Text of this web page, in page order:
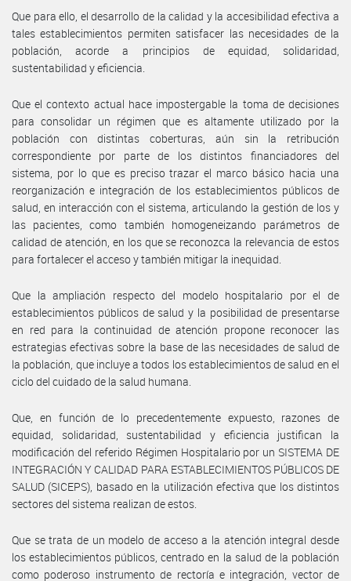
Que para ello, el desarrollo de la calidad y la accesibilidad efectiva a
tales establecimientos permiten satisfacer las necesidades de la
población, acorde a principios de equidad, solidaridad,
sustentabilidad y eficiencia.
Que el contexto actual hace impostergable la toma de decisiones
para consolidar un régimen que es altamente utilizado por la
población con distintas coberturas, aún sin la retribución
correspondiente por parte de los distintos financiadores del
sistema, por lo que es preciso trazar el marco básico hacia una
reorganización e integración de los establecimientos públicos de
salud, en interacción con el sistema, articulando la gestión de los y
las pacientes, como también homogeneizando parámetros de
calidad de atención, en los que se reconozca la relevancia de estos
para fortalecer el acceso y también mitigar la inequidad.
Que la ampliación respecto del modelo hospitalario por el de
establecimientos públicos de salud y la posibilidad de presentarse
en red para la continuidad de atención propone reconocer las
estrategias efectivas sobre la base de las necesidades de salud de
la población, que incluye a todos los establecimientos de salud en el
ciclo del cuidado de la salud humana.
Que, en función de lo precedentemente expuesto, razones de
equidad, solidaridad, sustentabilidad y eficiencia justifican la
modificación del referido Régimen Hospitalario por un SISTEMA DE
INTEGRACIÓN Y CALIDAD PARA ESTABLECIMIENTOS PÚBLICOS DE
SALUD (SICEPS), basado en la utilización efectiva que los distintos
sectores del sistema realizan de estos.
Que se trata de un modelo de acceso a la atención integral desde
los establecimientos públicos, centrado en la salud de la población
como poderoso instrumento de rectoría e integración, vector de